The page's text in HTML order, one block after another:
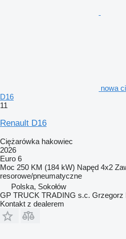
nowa
D16
11
Renault D16
Ciężarówka hakowiec
2026
Euro 6
Moc 250 KM (184 kW) Napęd 4x2
resorowe/pneumatyczne
Polska, Sokołów
GP TRUCK TRADING s.c. Grzegorz
Kontakt z dealerem